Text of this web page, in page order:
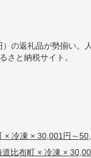
の返礼品が勢揃い。
さと納税サイト。
× 冷凍 × 30,001円～
比布町 × 冷凍 ×